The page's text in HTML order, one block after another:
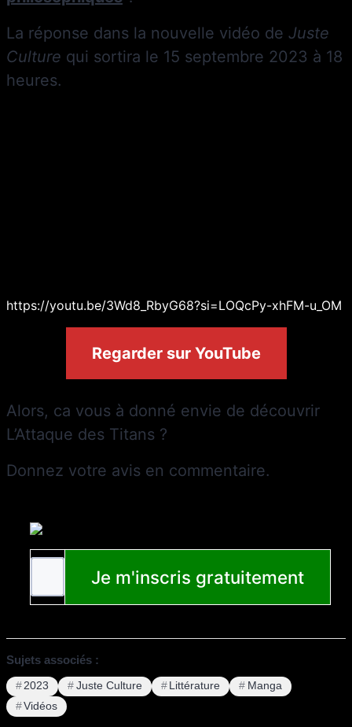
La réponse dans la nouvelle vidéo de Juste
Culture qui sortira le 15 septembre 2023 à 18
heures.
https://youtu.be/3Wd8_RbyG68?si=LOQcPy-xhFM-u_OM
Regarder sur YouTube
Alors, ca vous à donné envie de découvrir
L’Attaque des Titans ?
Donnez votre avis en commentaire.
Sujets associés :
2023 Juste Culture Littérature
Manga
Vidéos